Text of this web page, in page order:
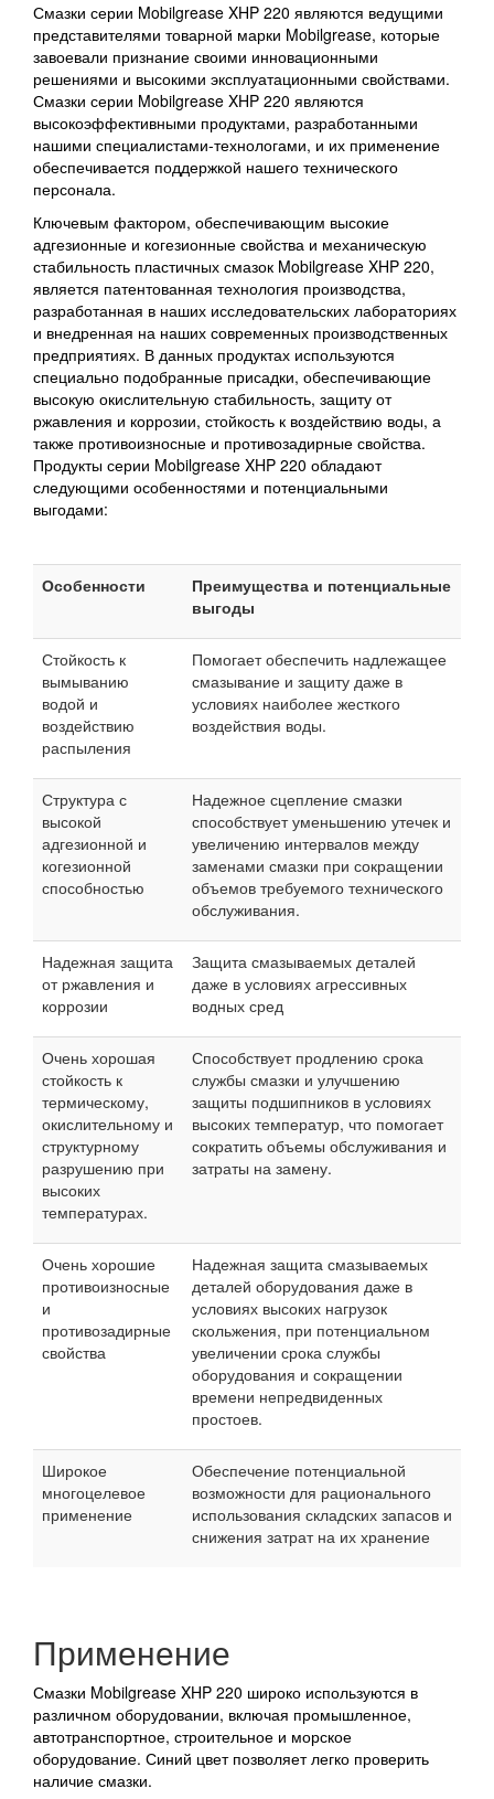
Смазки серии Mobilgrease XHP 220 являются ведущими
представителями товарной марки Mobilgrease, которые
завоевали признание своими инновационными
решениями и высокими эксплуатационными свойствами.
Смазки серии Mobilgrease XHP 220 являются
высокоэффективными продуктами, разработанными
нашими специалистами-технологами, и их применение
обеспечивается поддержкой нашего технического
персонала.
Ключевым фактором, обеспечивающим высокие
адгезионные и когезионные свойства и механическую
стабильность пластичных смазок Mobilgrease XHP 220,
является патентованная технология производства,
разработанная в наших исследовательских лабораториях
и внедренная на наших современных производственных
предприятиях. В данных продуктах используются
специально подобранные присадки, обеспечивающие
высокую окислительную стабильность, защиту от
ржавления и коррозии, стойкость к воздействию воды, а
также противоизносные и противозадирные свойства.
Продукты серии Mobilgrease XHP 220 обладают
следующими особенностями и потенциальными
выгодами:
Особенности
Преимущества и потенциальные
выгоды
Стойкость к
вымыванию
водой и
воздействию
распыления
Помогает обеспечить надлежащее
смазывание и защиту даже в
условиях наиболее жесткого
воздействия воды.
Структура с
высокой
адгезионной и
когезионной
способностью
Надежное сцепление смазки
способствует уменьшению утечек и
увеличению интервалов между
заменами смазки при сокращении
объемов требуемого технического
обслуживания.
Надежная защита
от ржавления и
коррозии
Защита смазываемых деталей
даже в условиях агрессивных
водных сред
Очень хорошая
стойкость к
термическому,
окислительному и
структурному
разрушению при
высоких
температурах.
Способствует продлению срока
службы смазки и улучшению
защиты подшипников в условиях
высоких температур, что помогает
сократить объемы обслуживания и
затраты на замену.
Очень хорошие
противоизносные
и
противозадирные
свойства
Надежная защита смазываемых
деталей оборудования даже в
условиях высоких нагрузок
скольжения, при потенциальном
увеличении срока службы
оборудования и сокращении
времени непредвиденных
простоев.
Широкое
многоцелевое
применение
Обеспечение потенциальной
возможности для рационального
использования складских запасов и
снижения затрат на их хранение
Применение
Смазки Mobilgrease XHP 220 широко используются в
различном оборудовании, включая промышленное,
автотранспортное, строительное и морское
оборудование. Синий цвет позволяет легко проверить
наличие смазки.